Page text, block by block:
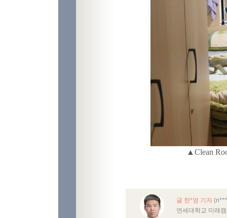
▲Clean Room 구성
글 한*영 기자
연세대학교 미래